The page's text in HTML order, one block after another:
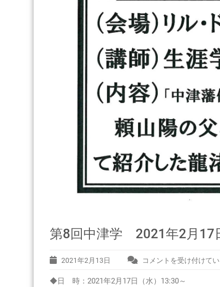
第8回中津学 2021年2月17
2021年2月13日
第
回
コメントを受け付けて
◆日 時：2021年2月17日（水）13:30～